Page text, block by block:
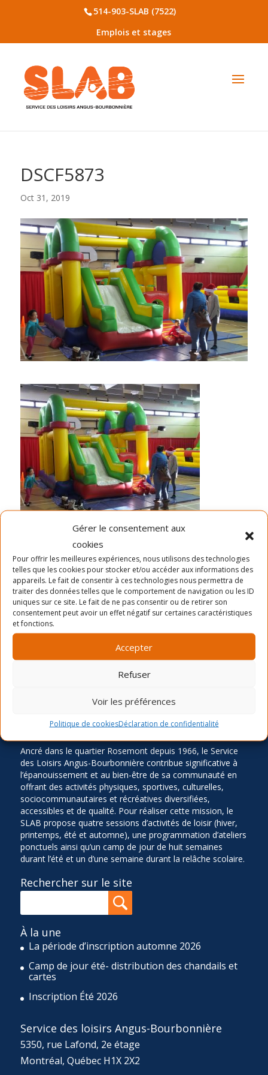
Gérer le consentement aux
cookies
Pour offrir les meilleures expériences, nous utilisons des technologies
telles que les cookies pour stocker et/ou accéder aux informations des
appareils. Le fait de consentir à ces technologies nous permettra de
traiter des données telles que le comportement de navigation ou les ID
uniques sur ce site. Le fait de ne pas consentir ou de retirer son
consentement peut avoir un effet négatif sur certaines caractéristiques
et fonctions.
Accepter
Refuser
Voir les préférences
Politique de cookiesDéclaration de confidentialité
514-903-SLAB (7522)
Emplois et stages
DSCF5873
Oct 31, 2019
Dernières nouvelles
La période d’inscription automne 2026
Camp de jour été- distribution des chandails et
cartes
Inscription Été 2026
LA MISSION
Ancré dans le quartier Rosemont depuis 1966, le Service
des Loisirs Angus-Bourbonnière contribue significative à
l’épanouissement et au bien-être de sa communauté en
offrant des activités physiques, sportives, culturelles,
sociocommunautaires et récréatives diversifiées,
accessibles et de qualité. Pour réaliser cette mission, le
SLAB propose quatre sessions d’activités de loisir (hiver,
printemps, été et automne), une programmation d’ateliers
ponctuels ainsi qu’un camp de jour de huit semaines
durant l’été et un d’une semaine durant la relâche scolaire.
Rechercher sur le site
À la une
La période d’inscription automne 2026
Camp de jour été- distribution des chandails et
cartes
Inscription Été 2026
Service des loisirs Angus-Bourbonnière
5350, rue Lafond, 2e étage
Montréal, Québec H1X 2X2